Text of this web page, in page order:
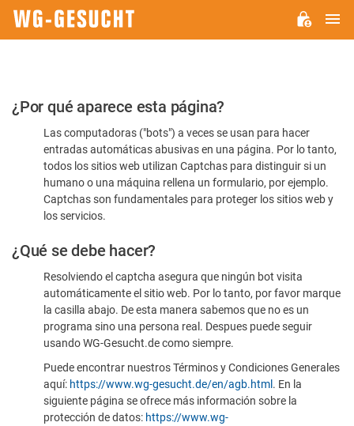
Por
favor,
confirme
humano
¿Por qué aparece esta página?
Las computadoras ("bots") a veces se usan para hacer
entradas automáticas abusivas en una página. Por lo tanto,
todos los sitios web utilizan Captchas para distinguir si un
humano o una máquina rellena un formulario, por ejemplo.
Captchas son fundamentales para proteger los sitios web y
los servicios.
¿Qué se debe hacer?
Resolviendo el captcha asegura que ningún bot visita
automáticamente el sitio web. Por lo tanto, por favor marque
la casilla abajo. De esta manera sabemos que no es un
programa sino una persona real. Despues puede seguir
usando WG-Gesucht.de como siempre.
Puede encontrar nuestros Términos y Condiciones Generales
aquí: https://www.wg-gesucht.de/en/agb.html . En la
siguiente página se ofrece más información sobre la
protección de datos: https://www.wg-